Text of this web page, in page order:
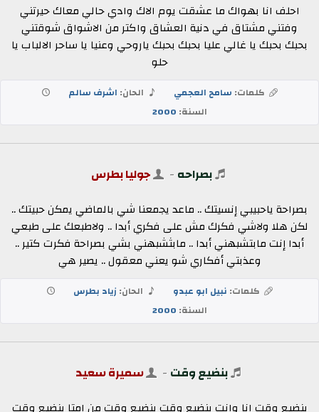
احلف انا بهواك ما عشقت يوم الاك وادي حالي معاك حيرتني
وفتني مشتاق في دنية العشاق واكتر من الاشواق شوقتني
بحبك بحبك يا غالي عليا بحبك بحبك ياروحي وعنيا يا ساحر الالباب يا
حلو
كلمات: سامح العجمي الحان: اشرف سالم
السنة: 2000
بصراحه - جوليا بطرس
بصراحة ياحبيبي إنسيتك .. ماعد يجمعنا شي بالماضي يمكن حبيتك ..
لكن هلا ولاشي فكرك مش على فكري أبدا .. ولاطبعك على طبعي
أبدا إنت مابتشبهني أبدا .. مابثشبهني بشي بصراحة فكرت كتير ..
وعذبتي أفكاري شو يعني معقول .. يصير هي
كلمات: نبيل ابو عبدو الحان: زياد بطرس
السنة: 2000
بنضيع وقت - سميرة سعيد
بنضيع وقت انا وانت بنضيع وقت بنضيع وقت من امتا بنضيع وقت